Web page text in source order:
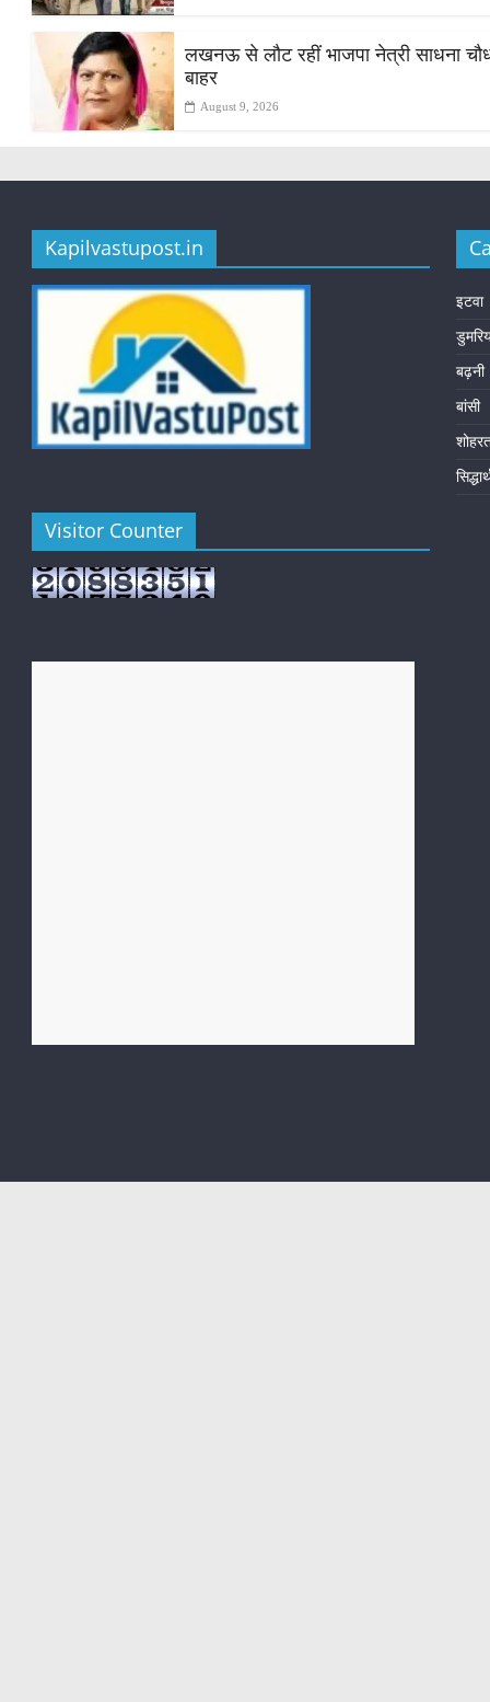
लखनऊ से लौट रहीं भाजपा नेत्री साधना
बाहर
August 9, 2026
Kapilvastupost.in
Visitor Counter
इटवा
बढ़नी
बांसी